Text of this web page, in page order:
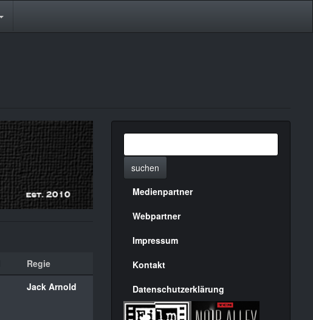
Regie
Jack Arnold
suchen
Menülinks
rechte
Seite
Medienpartner
Webpartner
Impressum
Kontakt
Datenschutzerklärung